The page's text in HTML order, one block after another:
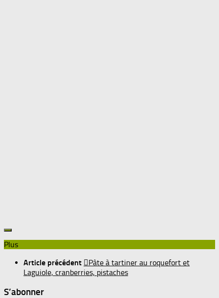
Plus
Article précédent
Pâte à tartiner au roquefort et
Laguiole, cranberries, pistaches
S’abonner